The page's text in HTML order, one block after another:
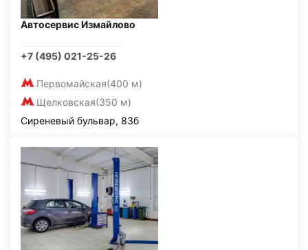
Автосервис Измайлово
+7 (495) 021-25-26
Первомайская(400 м)
Щелковская(350 м)
Сиреневый бульвар, 83б